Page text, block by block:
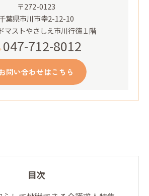
〒272-0123
葉県市川市幸2-12-10
マストやさしえ市川行徳１階
047-712-8012
問い合わせはこちら
目次